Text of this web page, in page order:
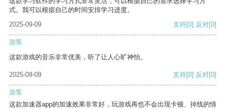
式。我可以根据自己的时间安排学习进度。
2025-09-09
支持[0] 反对[0]
游客
这款游戏的音乐非常优美，听了让人心旷神怡。
2025-09-09 支持[0] 反对[0]
游客
这款加速器app的加速效果非常好，玩游戏再也不会出现卡顿、掉线的情